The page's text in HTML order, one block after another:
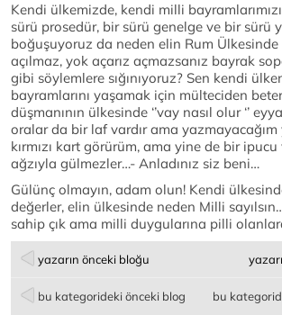
Kendi ülkemizde, kendi milli
sürü prosedür, bir sürü genelge ve bir sürü
boğuşuyoruz da neden elin Rum Ülkesinde
açılmaz, yok açarız açmazsanız bayrak
gibi söylemlere sığınıyoruz? Sen kendi
bayramlarını yaşamak için mülteciden
düşmanının ülkesinde ‘’vay nasıl olur ‘’
oralar da bir laf vardır ama
kırmızı kart görürüm, ama yine de bir
ağzıyla gülmezler…- Anladınız siz beni…
Gülünç olmayın, adam olun! Kendi
değerler, elin ülkesinde neden Milli
sahip çık ama milli duygularına pilli
yazarın önceki bloğu
bu kategorideki önceki blog bu